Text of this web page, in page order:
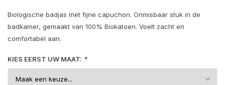
Biologische badjas met fijne capuchon. Onmisbaar stuk in de
badkamer, gemaakt van 100% Biokatoen. Voelt zacht en
comfortabel aan.
KIES EERST UW MAAT: *